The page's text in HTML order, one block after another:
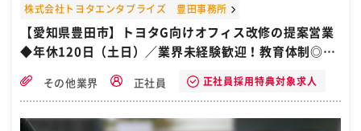
み： 【集客】 集客の強みとしては確固たるトヨタ自動車とのつながり
いお住まいをお考えの方の相談に乗っていくことからスタートしま
す。 【商品】 トヨタ自動車の住宅部門から派生したのがトヨタホーム
割は工場で作り上げます。 ユニット工法で現場では組み立てるだけの
心となる組織です。 主にトヨタ自動車の従業員がお客様となるため、
株式会社トヨタエンタプライズ 豊田事務所
【愛知県豊田市】トヨタG向けオフィス改修の提案営業
◆年休120日（土日）／業界未経験歓迎！教育体制◎／
その他業界 正社員 正社員採用特典対象求人